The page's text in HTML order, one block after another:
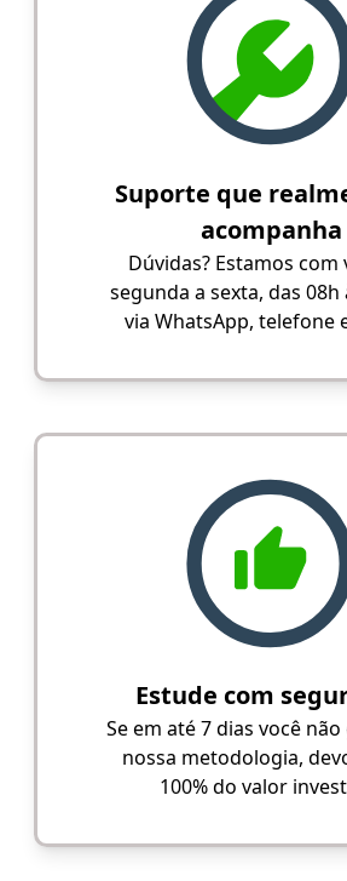
Suporte que
acompanha
Dúvidas? Estamos com
segunda a sexta, das 08h
via WhatsApp, telefone
Estude com
Se em até 7 dias você
nossa metodologia,
100% do valor